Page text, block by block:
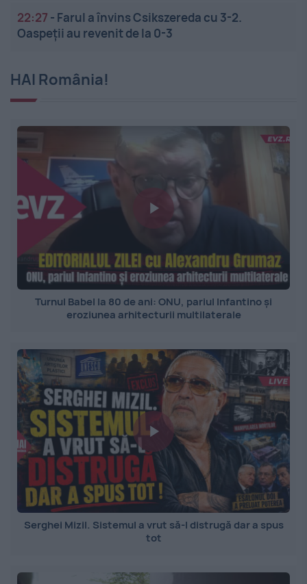
22:27 - Farul a învins Csikszereda cu 3-2.
Oaspeții au revenit de la 0-3
HAI România!
Turnul Babel la 80 de ani: ONU, pariul Infantino și
eroziunea arhitecturii multilaterale
Serghei Mizil. Sistemul a vrut să-l distrugă dar a spus
tot